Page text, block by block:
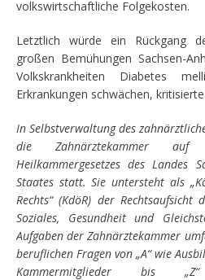
volkswirtschaftliche Folgekosten.
Letztlich würde ein Rückgang
großen Bemühungen Sachsen-
Volkskrankheiten Diabetes
Erkrankungen schwächen,
In Selbstverwaltung des
die Zahnärztekammer
Heilkammergesetzes des Landes
Staates statt. Sie untersteht als
Rechts“ (KdöR) der
Soziales, Gesundheit und
Aufgaben der Zahnärztekammer
beruflichen Fragen von „A“ wie
Kammermitglieder bis